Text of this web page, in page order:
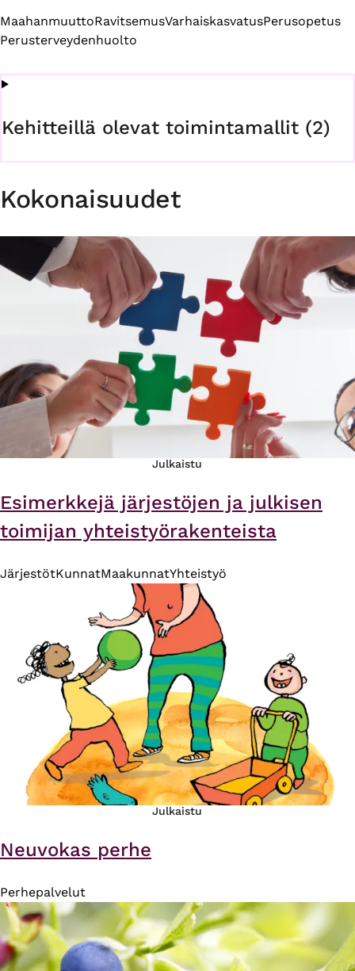
MaahanmuuttoRavitsemusVarhaiskasvatusPerusopetus
Perusterveydenhuolto
Kehitteillä olevat toimintamallit (2)
Kokonaisuudet
Julkaistu
Esimerkkejä järjestöjen ja julkisen
toimijan yhteistyörakenteista
JärjestötKunnatMaakunnatYhteistyö
Julkaistu
Neuvokas perhe
Perhepalvelut